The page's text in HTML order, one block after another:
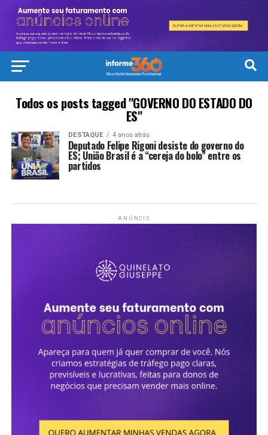
Todos os posts tagged "GOVERNO DO ESTADO DO
ES"
DESTAQUE 4 anos atrás
Deputado Felipe Rigoni desiste do governo do
ES; União Brasil é a “cereja do bolo” entre os
partidos
ANÚNCIO